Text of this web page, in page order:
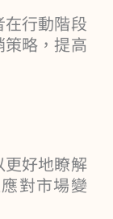
行動階段
略，提高
好地瞭解
對市場變